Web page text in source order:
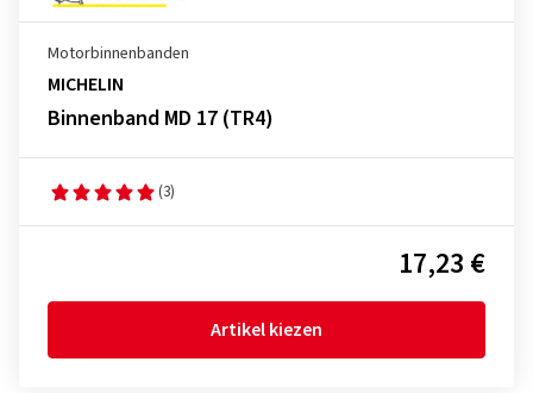
Motorbinnenbanden
MICHELIN
Binnenband MD 17 (TR4)
(3)
17,23 €
Artikel kiezen